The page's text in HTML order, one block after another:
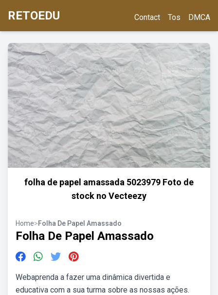
RETOEDU Contact Tos DMCA
folha de papel amassada 5023979 Foto de
stock no Vecteezy
Home>Folha De Papel Amassado
Folha De Papel Amassado
Webaprenda a fazer uma dinâmica divertida e
educativa com a sua turma sobre as nossas ações.